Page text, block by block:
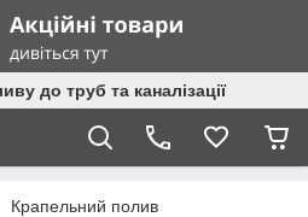
до труб та каналізації
Крапельний полив